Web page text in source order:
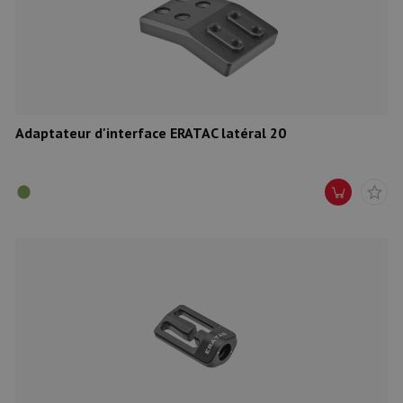
Adaptateur d'interface ERATAC latéral 20